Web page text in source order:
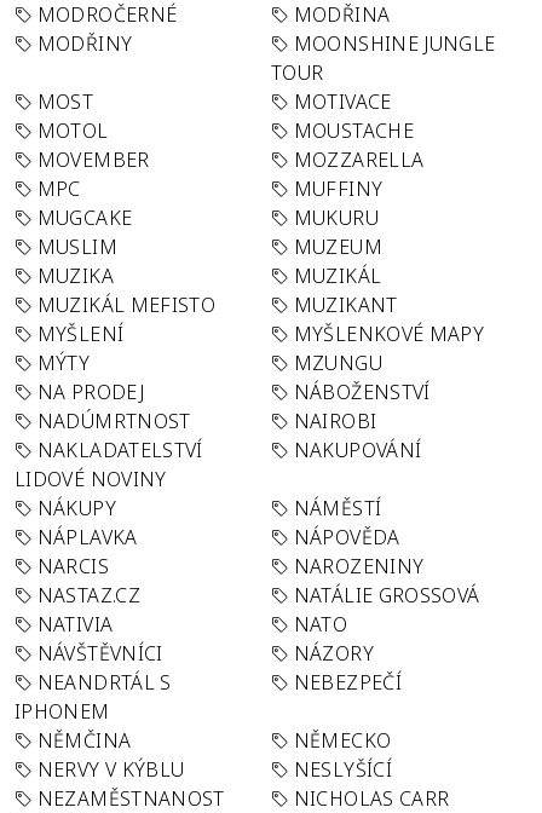
MODROČERNÉ
MODŘINA
MODŘINY
MOONSHINE JUNGLE
TOUR
MOST
MOTIVACE
MOTOL
MOUSTACHE
MOVEMBER
MOZZARELLA
MPC
MUFFINY
MUGCAKE
MUKURU
MUSLIM
MUZEUM
MUZIKA
MUZIKÁL
MUZIKÁL MEFISTO
MUZIKANT
MYŠLENÍ
MYŠLENKOVÉ MAPY
MÝTY
MZUNGU
NA PRODEJ
NÁBOŽENSTVÍ
NADÚMRTNOST
NAIROBI
NAKLADATELSTVÍ
LIDOVÉ NOVINY
NAKUPOVÁNÍ
NÁKUPY
NÁMĚSTÍ
NÁPLAVKA
NÁPOVĚDA
NARCIS
NAROZENINY
NASTAZ.CZ
NATÁLIE GROSSOVÁ
NATIVIA
NATO
NÁVŠTĚVNÍCI
NÁZORY
NEANDRTÁL S
IPHONEM
NEBEZPEČÍ
NĚMČINA
NĚMECKO
NERVY V KÝBLU
NESLYŠÍCÍ
NEZAMĚSTNANOST
NICHOLAS CARR